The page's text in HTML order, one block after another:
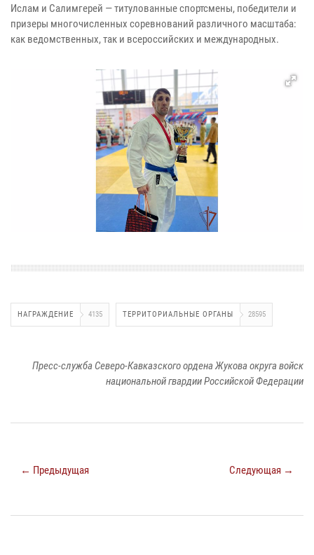
Ислам и Салимгерей — титулованные спортсмены, победители и
призеры многочисленных соревнований различного масштаба:
как ведомственных, так и всероссийских и международных.
НАГРАЖДЕНИЕ 4135 ТЕРРИТОРИАЛЬНЫЕ ОРГАНЫ 28595
Пресс-служба Северо-Кавказского ордена Жукова округа войск
национальной гвардии Российской Федерации
← Предыдущая Следующая →